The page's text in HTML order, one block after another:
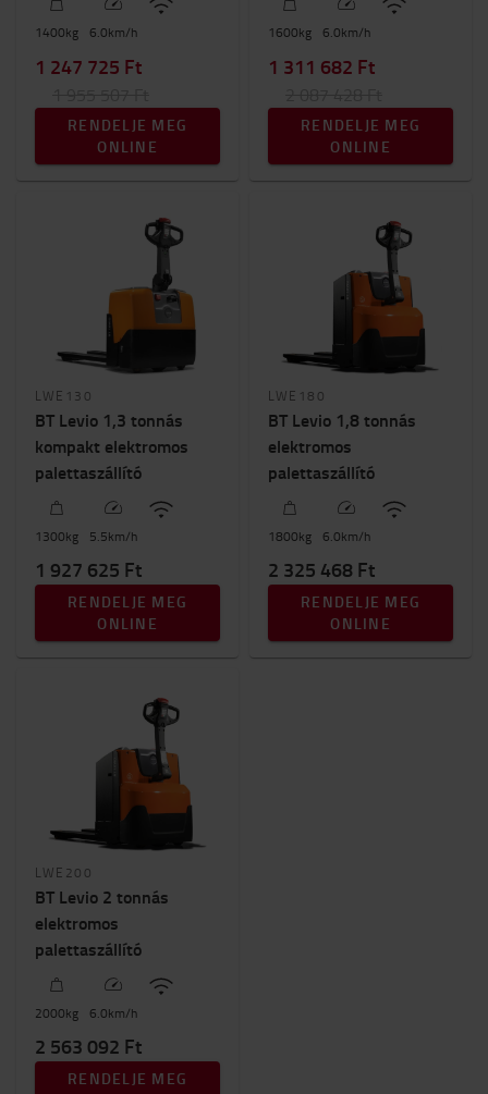
1400kg 6.0km/h
1 247 725 Ft
RENDELJE MEG
ONLINE
1600kg 6.0km/h
1 311 682 Ft
RENDELJE MEG
ONLINE
LWE130
BT Levio 1,3 tonnás
kompakt elektromos
palettaszállító
1300kg 5.5km/h
1 927 625 Ft
RENDELJE MEG
ONLINE
LWE180
BT Levio 1,8 tonnás
elektromos
palettaszállító
1800kg 6.0km/h
2 325 468 Ft
RENDELJE MEG
ONLINE
LWE200
BT Levio 2 tonnás
elektromos
palettaszállító
2000kg 6.0km/h
2 563 092 Ft
RENDELJE MEG